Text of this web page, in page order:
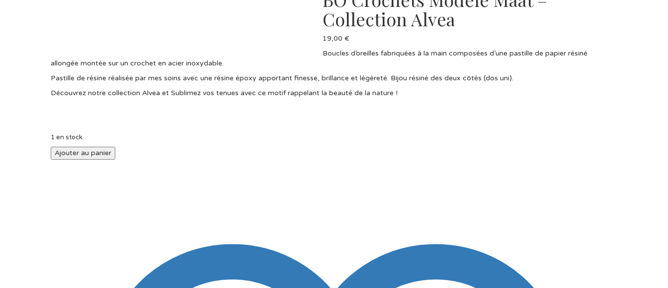
Collection Alvea
19,00€
Boucles d’oreilles fabriquées à la main composées d’une pastille de papier résiné
allongée montée sur un crochet en acier inoxydable.
Pastille de résine réalisée par mes soins avec une résine époxy apportant finesse, brillance et légèreté. Bijou résiné des deux côtés (dos uni).
Découvrez notre collection Alvea et Sublimez vos tenues avec ce motif rappelant la beauté de la nature !
1 en stock
Ajouter au panier